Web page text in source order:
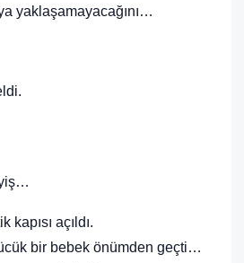
yaklaşamayacağını…
açıldı.
bir bebek önümden geçti…